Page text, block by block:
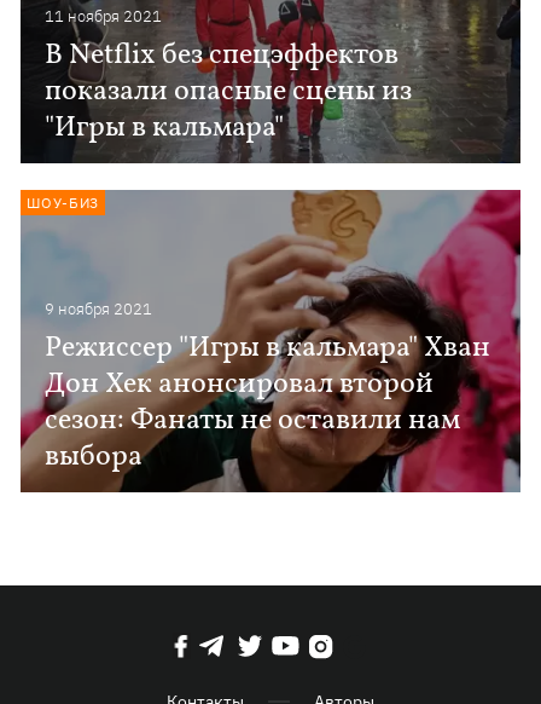
11 ноября 2021
В Netflix без спецэффектов
показали опасные сцены из
"Игры в кальмара"
9 ноября 2021
Режиссер "Игры в кальмара" Хван
Дон Хек анонсировал второй
сезон: Фанаты не оставили нам
выбора
ШОУ-БИЗ